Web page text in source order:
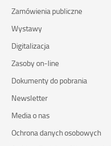
1833-
Zamówienia publiczne
Wystawy
Digitalizacja
Zasoby on-line
Dokumenty do pobrania
Newsletter
Media o nas
Ochrona danych osobowych